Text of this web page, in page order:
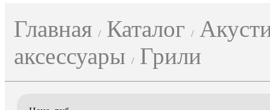
Главная Каталог
аксессуары Грили